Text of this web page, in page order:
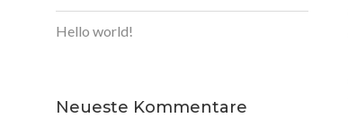
Hello world!
Neueste Kommentare